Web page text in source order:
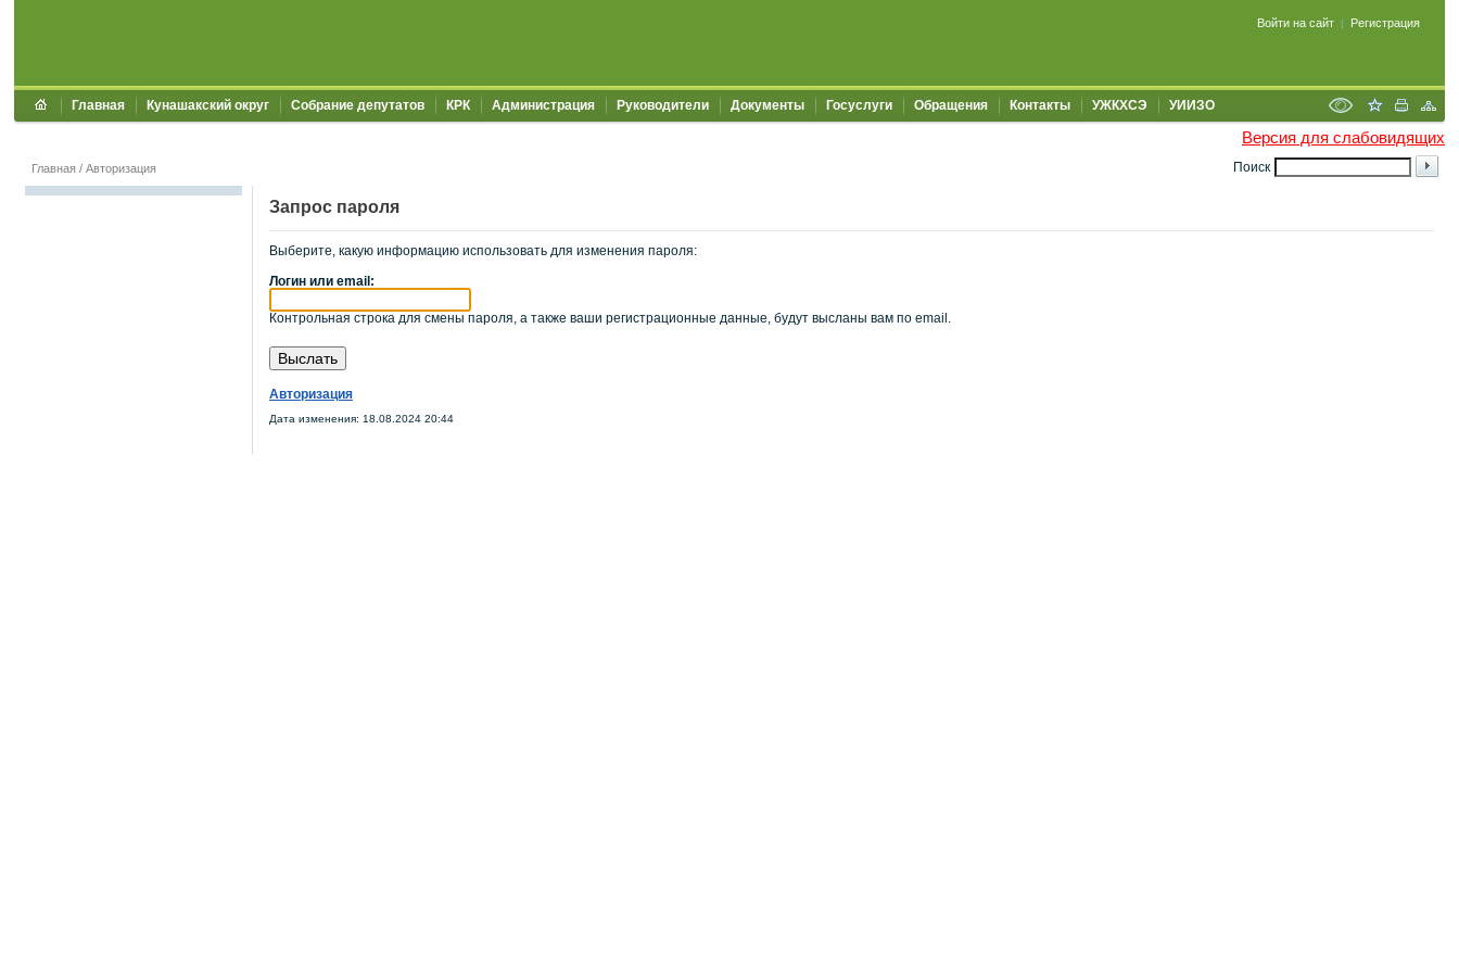
Войти на сайт | Регистрация
Главная Кунашакский округ Собрание депутатов КРК Администрация Руководители Документы Госуслуги Обращения Контакты УЖКХСЭ УИИЗО
Версия для слабовидящих
Поиск
Главная / Авторизация
Запрос пароля
Выберите, какую информацию использовать для изменения пароля:
Логин или email:
Контрольная строка для смены пароля, а также ваши регистрационные данные, будут высланы вам по email.
Авторизация
Дата изменения: 18.08.2024 20:44